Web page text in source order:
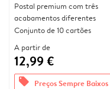
Postal premium com três
acabamentos diferentes
Conjunto de 10 cartões
A partir de
12,99 €
offers Preços Sempre Baixos